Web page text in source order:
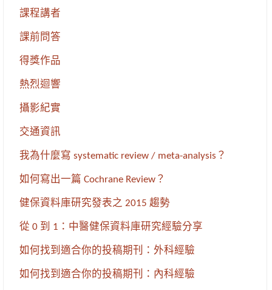
課程講者
課前問答
得獎作品
熱烈迴響
攝影紀實
交通資訊
我為什麼寫 systematic review / meta-analysis？
如何寫出一篇 Cochrane Review？
健保資料庫研究發表之 2015 趨勢
從 0 到 1：中醫健保資料庫研究經驗分享
如何找到適合你的投稿期刊：外科經驗
如何找到適合你的投稿期刊：內科經驗